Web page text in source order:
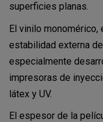
superficies planas.
El vinilo monomérico,
estabilidad externa
especialmente
impresoras de
látex y UV.
El espesor de la